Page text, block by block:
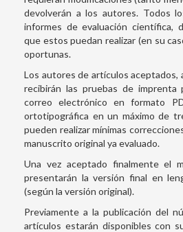
devolverán a los autores. Todos
informes de evaluación científica,
que estos puedan realizar (en su
oportunas.
Los autores de artículos aceptados,
recibirán las pruebas de imprenta
correo electrónico en formato
ortotipográfica en un máximo de
pueden realizar mínimas
manuscrito original ya evaluado.
Una vez aceptado finalmente el
presentarán la versión final en
(según la versión original).
Previamente a la publicación del
artículos estarán disponibles con